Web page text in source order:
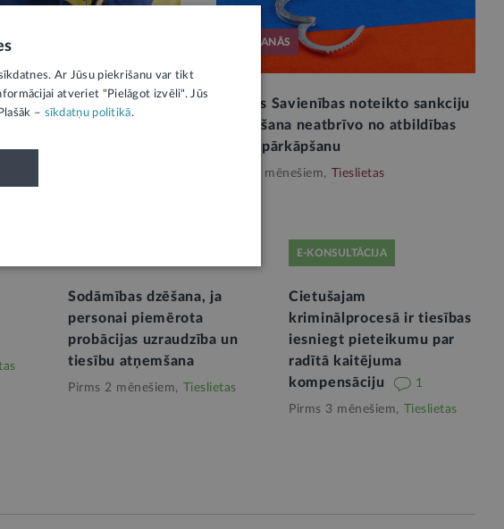
korupcijas
TIESĀŠANĀS
Eiropas Savienības noteikto sankciju
nezināšana neatbrīvo no atbildības
par to pārkāpšanu
Pirms 3 mēnešiem, Tieslietas
Sodāmības dzēšana, ja
personai piemērota
probācijas uzraudzība un
tiesību atņemšana
Pirms 2 mēnešiem, Tieslietas
E-KONSULTĀCIJA
Cietušajam
kriminālprocesā ir tiesības
iesniegt pieteikumu par
radītā kaitējuma
kompensāciju
1
Pirms 3 mēnešiem, Tieslietas
Ar Jūsu piekrišanu var tikt
atveriet "Pielāgot izvēli". Jūs
– sīkdatņu politikā.